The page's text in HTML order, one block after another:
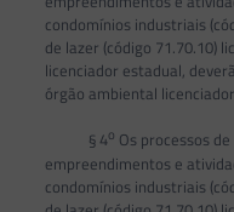
condomínios industriais
de lazer (código 71.70.10)
licenciador estadual,
órgão ambiental
§ 4o Os processos
empreendimentos e
condomínios industriais